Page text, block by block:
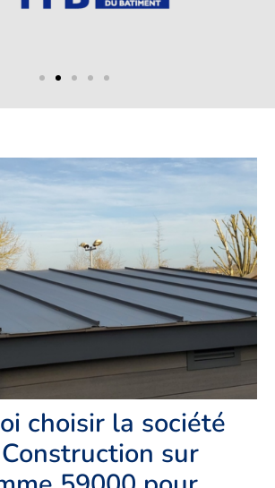
choisir la société
sur